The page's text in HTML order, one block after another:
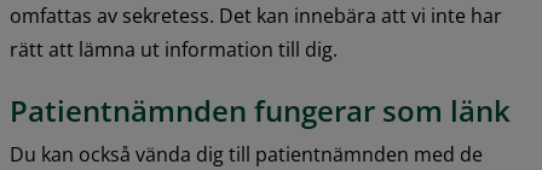
omfattas av sekretess. Det kan innebära att vi inte har
rätt att lämna ut information till dig.
Patientnämnden fungerar som länk
Du kan också vända dig till patientnämnden med de